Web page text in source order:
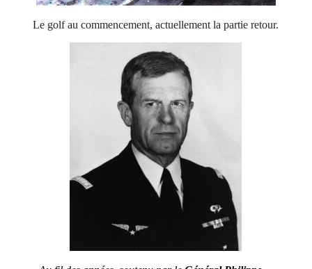
Le golf au commencement, actuellement la partie retour.